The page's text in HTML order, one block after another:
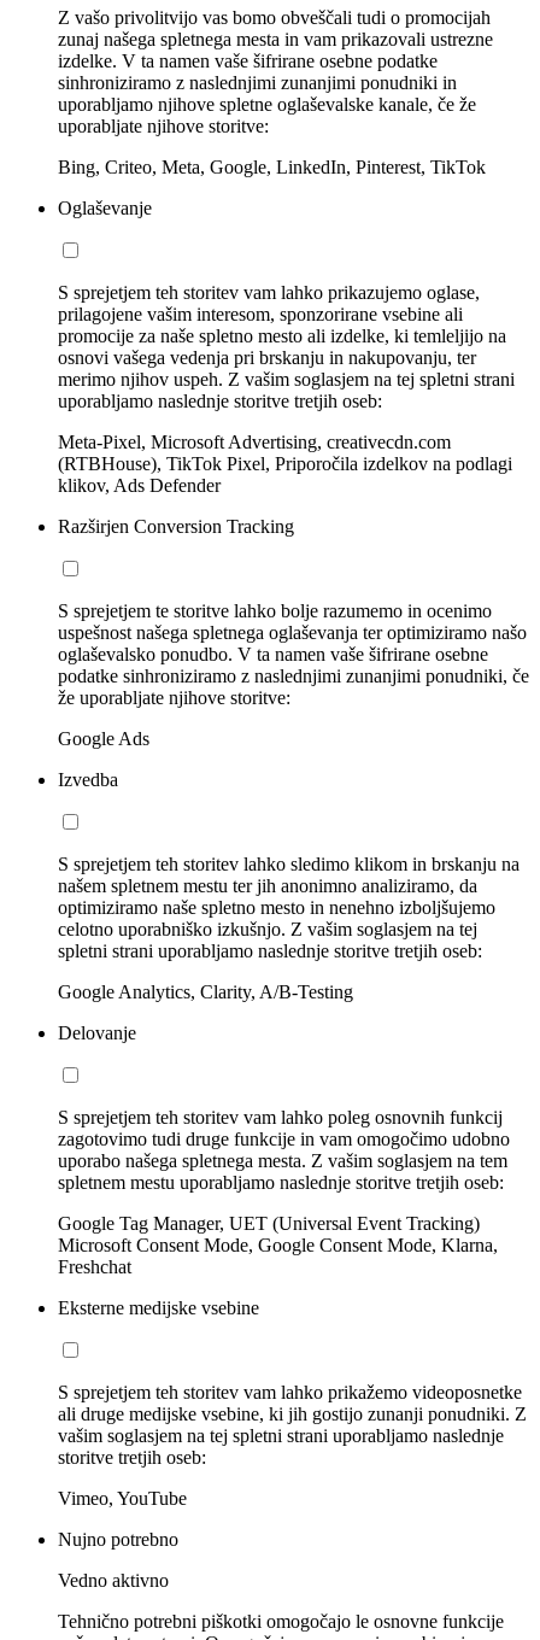
Z vašo privolitvijo vas bomo obveščali tudi o promocijah
zunaj našega spletnega mesta in vam prikazovali ustrezne
izdelke. V ta namen vaše šifrirane osebne podatke
sinhroniziramo z naslednjimi zunanjimi ponudniki in
uporabljamo njihove spletne oglaševalske kanale, če že
uporabljate njihove storitve:
Bing, Criteo, Meta, Google, LinkedIn, Pinterest, TikTok
Oglaševanje
S sprejetjem teh storitev vam lahko prikazujemo oglase,
prilagojene vašim interesom, sponzorirane vsebine ali
promocije za naše spletno mesto ali izdelke, ki temleljijo na
osnovi vašega vedenja pri brskanju in nakupovanju, ter
merimo njihov uspeh. Z vašim soglasjem na tej spletni strani
uporabljamo naslednje storitve tretjih oseb:
Meta-Pixel, Microsoft Advertising, creativecdn.com
(RTBHouse), TikTok Pixel, Priporočila izdelkov na podlagi
klikov, Ads Defender
Razširjen Conversion Tracking
S sprejetjem te storitve lahko bolje razumemo in ocenimo
uspešnost našega spletnega oglaševanja ter optimiziramo našo
oglaševalsko ponudbo. V ta namen vaše šifrirane osebne
podatke sinhroniziramo z naslednjimi zunanjimi ponudniki, če
že uporabljate njihove storitve:
Google Ads
Izvedba
S sprejetjem teh storitev lahko sledimo klikom in brskanju na
našem spletnem mestu ter jih anonimno analiziramo, da
optimiziramo naše spletno mesto in nenehno izboljšujemo
celotno uporabniško izkušnjo. Z vašim soglasjem na tej
spletni strani uporabljamo naslednje storitve tretjih oseb:
Google Analytics, Clarity, A/B-Testing
Delovanje
S sprejetjem teh storitev vam lahko poleg osnovnih funkcij
zagotovimo tudi druge funkcije in vam omogočimo udobno
uporabo našega spletnega mesta. Z vašim soglasjem na tem
spletnem mestu uporabljamo naslednje storitve tretjih oseb:
Google Tag Manager, UET (Universal Event Tracking)
Microsoft Consent Mode, Google Consent Mode, Klarna,
Freshchat
Eksterne medijske vsebine
S sprejetjem teh storitev vam lahko prikažemo videoposnetke
ali druge medijske vsebine, ki jih gostijo zunanji ponudniki. Z
vašim soglasjem na tej spletni strani uporabljamo naslednje
storitve tretjih oseb:
Vimeo, YouTube
Nujno potrebno
Vedno aktivno
Tehnično potrebni piškotki omogočajo le osnovne funkcije